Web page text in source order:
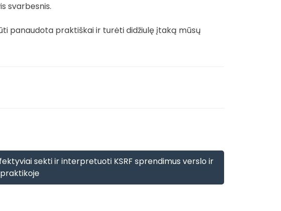
svarbesnis.
panaudota praktiškai ir turėti didžiulę įtaką mūsų
sekti ir interpretuoti KSRF sprendimus verslo ir